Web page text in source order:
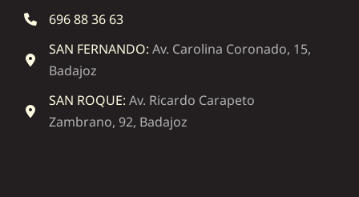
696 88 36 63
SAN FERNANDO: Av. Carolina Coronado, 15,
Badajoz
SAN ROQUE: Av. Ricardo Carapeto
Zambrano, 92, Badajoz